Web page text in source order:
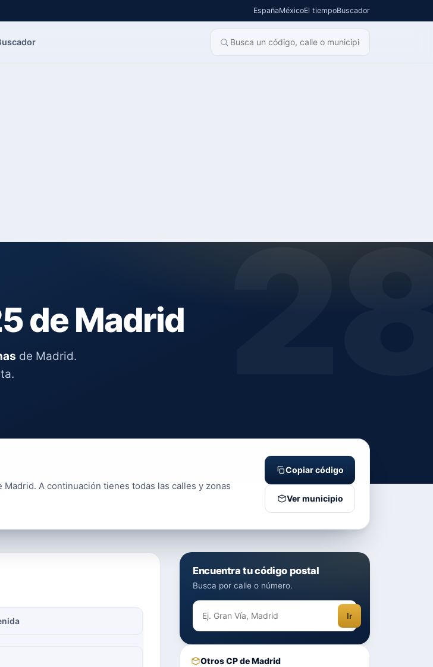
EspañaMéxicoEl tiempoBuscador
de Madrid
de Madrid.
Madrid. A continuación tienes todas las calles y zonas
Copiar código
Ver municipio
Encuentra tu código postal
Busca por calle o número.
Ir
Otros CP de Madrid